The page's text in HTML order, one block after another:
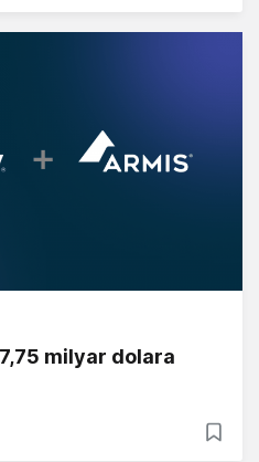
milyar dolara